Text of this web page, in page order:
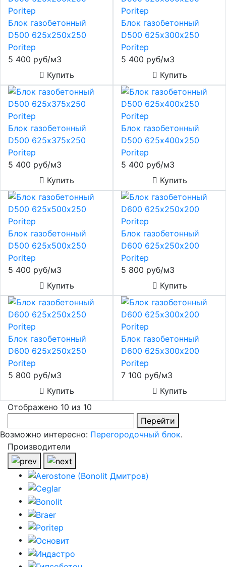
Блок газобетонный
D500 625х250х250
Poritep
5 400 руб/м3
Купить
Блок газобетонный
D500 625х300х250
Poritep
5 400 руб/м3
Купить
Блок газобетонный
D500 625х375х250
Poritep
5 400 руб/м3
Купить
Блок газобетонный
D500 625х400х250
Poritep
5 400 руб/м3
Купить
Блок газобетонный
D500 625х500х250
Poritep
5 400 руб/м3
Купить
Блок газобетонный
D600 625х250х200
Poritep
5 800 руб/м3
Купить
Блок газобетонный
D600 625х250х250
Poritep
5 800 руб/м3
Купить
Блок газобетонный
D600 625х300х200
Poritep
7 100 руб/м3
Купить
Отображено 10 из 10
Перейти
Возможно интересно: Перегородочный блок.
Производители